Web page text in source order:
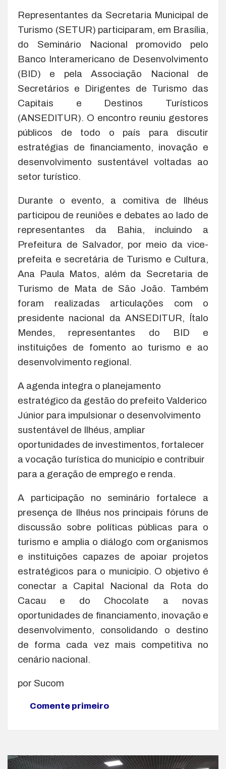
Representantes da Secretaria Municipal de
Turismo (SETUR) participaram, em Brasília,
do Seminário Nacional promovido pelo
Banco Interamericano de Desenvolvimento
(BID) e pela Associação Nacional de
Secretários e Dirigentes de Turismo das
Capitais e Destinos Turísticos
(ANSEDITUR). O encontro reuniu gestores
públicos de todo o país para discutir
estratégias de financiamento, inovação e
desenvolvimento sustentável voltadas ao
setor turístico.
Durante o evento, a comitiva de Ilhéus
participou de reuniões e debates ao lado de
representantes da Bahia, incluindo a
Prefeitura de Salvador, por meio da vice-
prefeita e secretária de Turismo e Cultura,
Ana Paula Matos, além da Secretaria de
Turismo de Mata de São João. Também
foram realizadas articulações com o
presidente nacional da ANSEDITUR, Ítalo
Mendes, representantes do BID e
instituições de fomento ao turismo e ao
desenvolvimento regional.
A agenda integra o planejamento
estratégico da gestão do prefeito Valderico
Júnior para impulsionar o desenvolvimento
sustentável de Ilhéus, ampliar
oportunidades de investimentos, fortalecer
a vocação turística do município e contribuir
para a geração de emprego e renda.
A participação no seminário fortalece a
presença de Ilhéus nos principais fóruns de
discussão sobre políticas públicas para o
turismo e amplia o diálogo com organismos
e instituições capazes de apoiar projetos
estratégicos para o município. O objetivo é
conectar a Capital Nacional da Rota do
Cacau e do Chocolate a novas
oportunidades de financiamento, inovação e
desenvolvimento, consolidando o destino
de forma cada vez mais competitiva no
cenário nacional.
por Sucom
Comente primeiro